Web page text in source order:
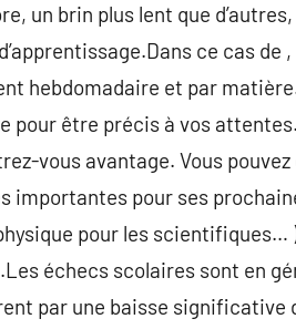
un brin plus lent que
ce cas
hebdomadaire et par
pour être précis à vos
vous avantage. Vous
importantes pour ses
pour les scientifiques…
échecs scolaires sont en
par une baisse significative